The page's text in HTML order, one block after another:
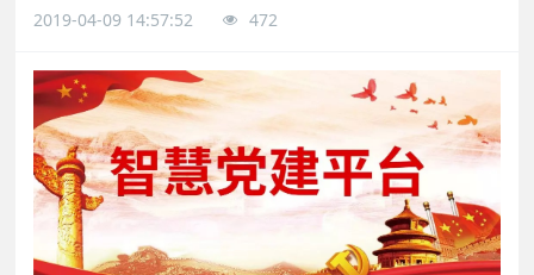
2019-04-09 14:57:52 472